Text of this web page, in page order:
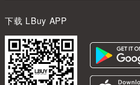
下载 LBuy APP